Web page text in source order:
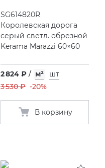
SG614820R
Королевская дорога
серый светл. обрезной
Kerama Marazzi 60×60
2 824 ₽ / м²
шт
3 530 ₽ -20%
В корзину